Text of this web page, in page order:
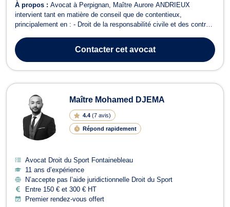
À propos : Avocat à Perpignan, Maître Aurore ANDRIEUX
intervient tant en matière de conseil que de contentieux,
principalement en : - Droit de la responsabilité civile et des contrats
l'immobilier, beaux locatifs etc...), -Droit de la famille, des
Personnes et des Bien...Contactercet avocat
Maître Mohamed DJEMA
4.4 (7 avis)
Répond rapidement
Avocat Droit du Sport Fontainebleau
11 ans d’expérience
N’accepte pas l’aide juridictionnelle Droit du Sport
Entre 150 € et 300 € HT
Premier rendez-vous offert